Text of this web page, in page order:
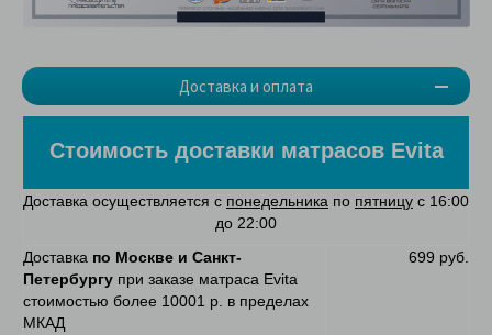
Доставка и оплата
Стоимость доставки матрасов Evita
Доставка осуществляется с понедельника по пятницу с 16:00
до 22:00
Доставка по Москве и Санкт-
Петербургу при заказе матраса Evita
стоимостью более 10001 р. в пределах
МКАД
699 руб.